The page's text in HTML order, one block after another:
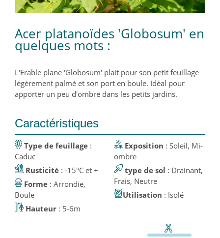
Acer platanoïdes 'Globosum' en
quelques mots :
L'Erable plane 'Globosum' plait pour son petit feuillage
légèrement palmé et son port en boule. Idéal pour
apporter un peu d'ombre dans les petits jardins.
Caractéristiques
Type de feuillage :
Caduc
Rusticité : -15°C et +
Forme : Arrondie,
Boule
Hauteur : 5-6m
Exposition : Soleil, Mi-
ombre
type de sol : Drainant,
Frais, Neutre
Utilisation
: Isolé